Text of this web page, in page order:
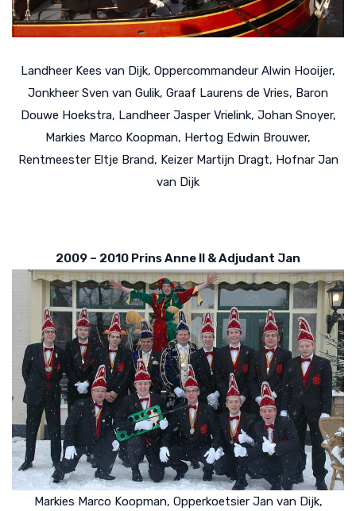
Landheer Kees van Dijk, Oppercommandeur Alwin Hooijer,
Jonkheer Sven van Gulik, Graaf Laurens de Vries, Baron
Douwe Hoekstra, Landheer Jasper Vrielink, Johan Snoyer,
Markies Marco Koopman, Hertog Edwin Brouwer,
Rentmeester Eltje Brand, Keizer Martijn Dragt, Hofnar Jan
van Dijk
2009 – 2010 Prins Anne II & Adjudant Jan
Markies Marco Koopman, Opperkoetsier Jan van Dijk,